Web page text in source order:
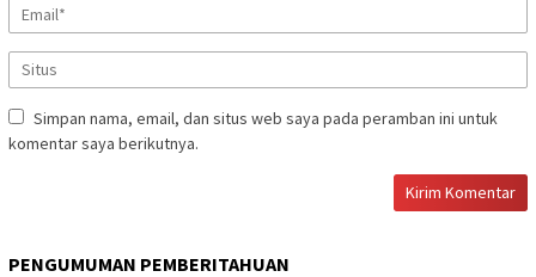
Simpan nama, email, dan situs web saya pada peramban ini untuk
komentar saya berikutnya.
PENGUMUMAN PEMBERITAHUAN